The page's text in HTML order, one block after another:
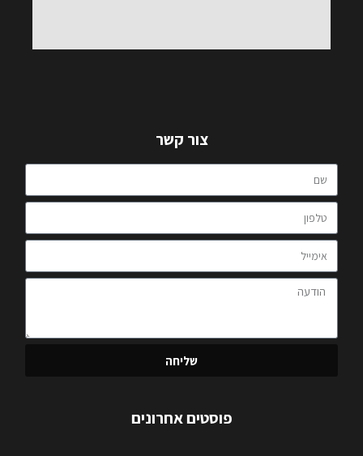
צור קשר
שליחה
פוסטים אחרונים